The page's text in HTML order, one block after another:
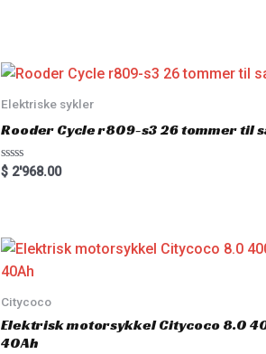
Elektriske sykler
Rooder Cycle r809-s3 26 tommer til
Rated
0
$ 2'968.00
Citycoco
Elektrisk motorsykkel Citycoco 8.0
40Ah